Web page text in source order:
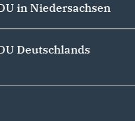
in Niedersachsen
Deutschlands